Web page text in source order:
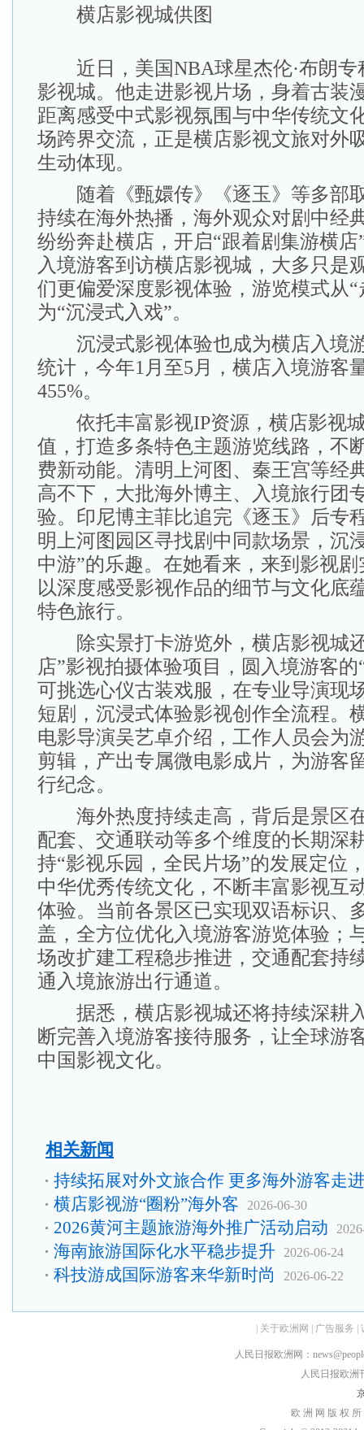
横店影视城供图
近日，美国NBA球星杰伦·布朗专
影视城。他走进影视片场，身着古装
距离感受中式影视氛围与中华传统文
场跨界交流，正是横店影视文旅对外
生动体现。
随着《甄嬛传》《逐玉》等多部
持续在海外热播，海外观众对剧中经
纷纷奔赴横店，开启“跟着剧集游横
入境游客到访横店影视城，大多只是
们更偏爱深度影视体验，游览模式从
为“沉浸式入戏”。
沉浸式影视体验也成为横店入境
统计，今年1月至5月，横店入境游客
455%。
依托丰富影视IP资源，横店影视
值，打造多条特色主题游览线路，不
费新动能。清明上河图、秦王宫等经
高不下，大批海外博主、入境旅行团
验。印尼博主菲比追完《逐玉》后专
明上河图园区寻找剧中同款场景，沉
中游”的乐趣。在她看来，来到影视
以深度感受影视作品的细节与文化底
特色旅行。
除实景打卡游览外，横店影视城
店”影视拍摄体验项目，圆入境游客的
可挑选心仪古装戏服，在专业导演现
短剧，沉浸式体验影视创作全流程。
电影导演吴艺卓介绍，工作人员会为
剪辑，产出专属微电影成片，为游客
行纪念。
海外热度持续走高，背后是景区
配套、交通联动等多个维度的长期深
持“影视乐园，全民片场”的发展定位
中华优秀传统文化，不断丰富影视互
体验。当前各景区已实现双语标识、
盖，全方位优化入境游客游览体验；
场改扩建工程稳步推进，交通配套持
通入境旅游出行通道。
据悉，横店影视城还将持续深耕
断完善入境游客接待服务，让全球游
中国影视文化。
相关新闻
持续拓展对外文旅合作 更多海外游客走
横店影视游“圈粉”海外客 2026-06-30
2026黄河主题旅游海外推广活动启动
海南旅游国际化水平稳步提升 2026-06-24
科技游成国际游客来华新时尚 2026-06-22
关于欧洲网 广告服务
人民日报欧洲网：
人民日报欧洲
欧 洲 网 版 权